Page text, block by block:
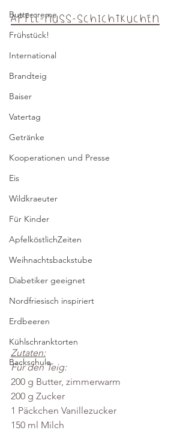
Buttercreme
Frühstück!
International
Brandteig
Baiser
Vatertag
Getränke
Kooperationen und Presse
Eis
Wildkraeuter
Für Kinder
ApfelköstlichZeiten
Weihnachtsbackstube
Diabetiker geeignet
Nordfriesisch inspiriert
Erdbeeren
Kühlschranktorten
Backschule
Apfel-Nuss-Schichtkuchen
Zutaten:
Für den Teig:
200 g Butter, zimmerwarm
200 g Zucker
1 Päckchen Vanillezucker
150 ml Milch